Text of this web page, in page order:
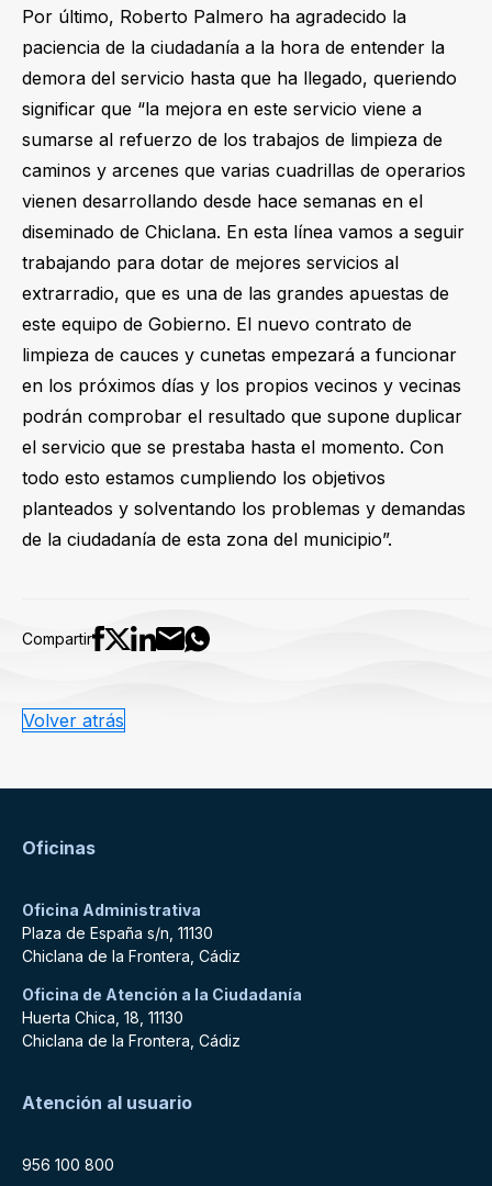
Por último, Roberto Palmero ha agradecido la
paciencia de la ciudadanía a la hora de entender la
demora del servicio hasta que ha llegado, queriendo
significar que “la mejora en este servicio viene a
sumarse al refuerzo de los trabajos de limpieza de
caminos y arcenes que varias cuadrillas de operarios
vienen desarrollando desde hace semanas en el
diseminado de Chiclana. En esta línea vamos a seguir
trabajando para dotar de mejores servicios al
extrarradio, que es una de las grandes apuestas de
este equipo de Gobierno. El nuevo contrato de
limpieza de cauces y cunetas empezará a funcionar
en los próximos días y los propios vecinos y vecinas
podrán comprobar el resultado que supone duplicar
el servicio que se prestaba hasta el momento. Con
todo esto estamos cumpliendo los objetivos
planteados y solventando los problemas y demandas
de la ciudadanía de esta zona del municipio”.
Compartir
Volver atrás
Oficinas
Oficina Administrativa
Plaza de España s/n, 11130
Chiclana de la Frontera, Cádiz
Oficina de Atención a la Ciudadanía
Huerta Chica, 18, 11130
Chiclana de la Frontera, Cádiz
Atención al usuario
956 100 800